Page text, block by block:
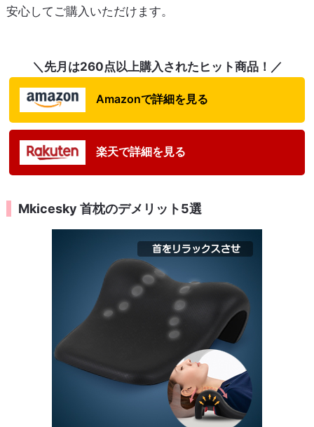
安心してご購入いただけます。
＼先月は260点以上購入されたヒット商品！／
Amazonで詳細を見る
楽天で詳細を見る
Mkicesky 首枕のデメリット5選